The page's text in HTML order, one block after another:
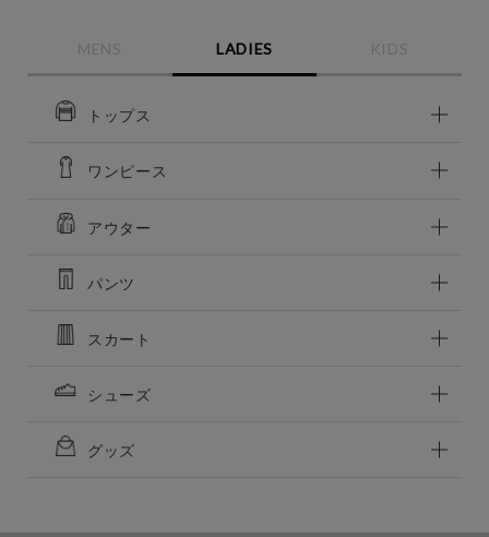
MENS LADIES KIDS
トップス
ワンピース
アウター
パンツ
スカート
シューズ
グッズ